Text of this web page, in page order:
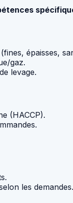
épaisses,
gaz.
levage.
(HACCP).
les demandes.